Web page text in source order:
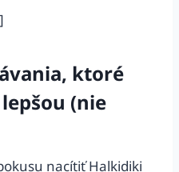
ktoré
(nie
nacítiť Halkidiki